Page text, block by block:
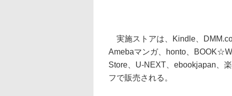
実施ストアは、Kindle、
Amebaマンガ、honto、
Store、U-NEXT、ebookjapan、
フで販売される。